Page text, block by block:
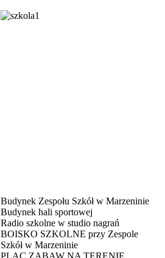
Budynek Zespołu Szkół w Marzeninie
Budynek hali sportowej
Radio szkolne w studio nagrań
BOISKO SZKOLNE przy Zespole
Szkół w Marzeninie
PLAC ZABAW NA TERENIE